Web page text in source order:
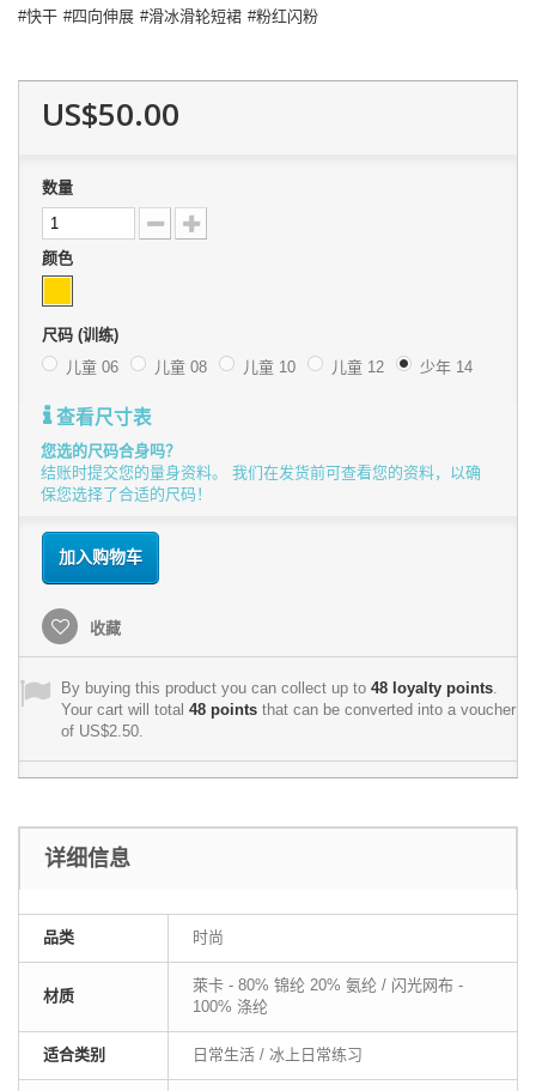
快干
四向伸展 滑冰滑轮短裙 粉红闪粉
US$50.00
数量
颜色
尺码 (训练)
儿童 06
儿童 08 儿童 10 儿童 12 少年 14
查看尺寸表
您选的尺码合身吗？
结账时提交您的量身资料。 我们在发货前可查看您的资料，以确
保您选择了合适的尺码！
加入购物车
收藏
By buying this product you can collect up to 48 loyalty points
Your cart will total 48 points that can be converted into a voucher
of US$2.50
详细信息
品类 时尚
材质
萊卡 - 80% 锦纶 20% 氨纶 / 闪光网布 -
100% 涤纶
适合类别 日常生活 / 冰上日常练习